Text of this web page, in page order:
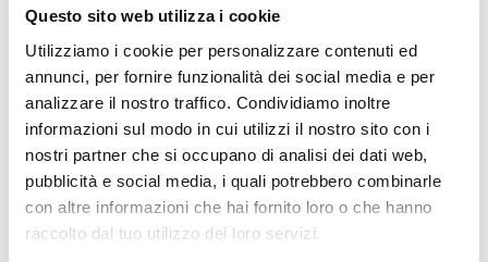
Questo sito web utilizza i cookie
Utilizziamo i cookie per personalizzare contenuti ed
annunci, per fornire funzionalità dei social media e per
analizzare il nostro traffico. Condividiamo inoltre
informazioni sul modo in cui utilizzi il nostro sito con i
nostri partner che si occupano di analisi dei dati web,
pubblicità e social media, i quali potrebbero combinarle
con altre informazioni che hai fornito loro o che hanno
raccolto dal tuo utilizzo dei loro servizi.
Hope Efrida
2 mesi fa
★★★★★
cavi vari come regali per il mio compagno. Lo
strumento è a dir poco meraviglioso e il resto dei